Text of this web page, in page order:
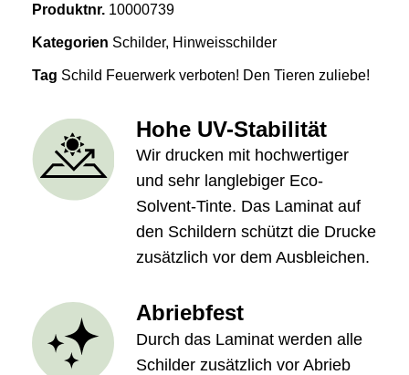
Produktnr. 10000739
Kategorien Schilder, Hinweisschilder
Tag Schild Feuerwerk verboten! Den Tieren zuliebe!
Hohe UV-Stabilität
Wir drucken mit hochwertiger
und sehr langlebiger Eco-
Solvent-Tinte. Das Laminat auf
den Schildern schützt die Drucke
zusätzlich vor dem Ausbleichen.
Abriebfest
Durch das Laminat werden alle
Schilder zusätzlich vor Abrieb